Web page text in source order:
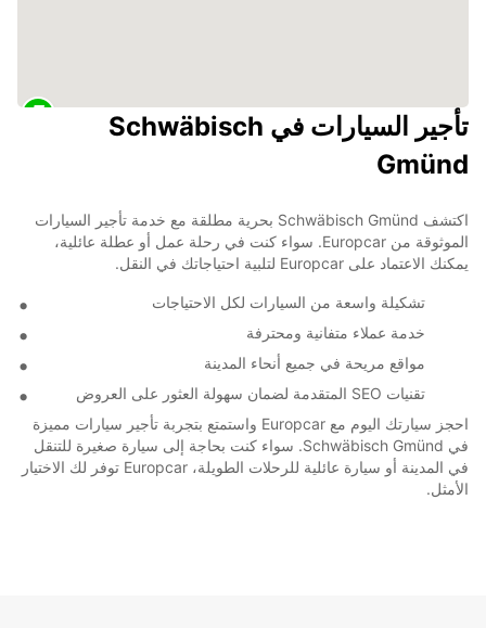
تأجير السيارات في Schwäbisch
Gmünd
اكتشف Schwäbisch Gmünd بحرية مطلقة مع خدمة تأجير السيارات
الموثوقة من Europcar. سواء كنت في رحلة عمل أو عطلة عائلية،
يمكنك الاعتماد على Europcar لتلبية احتياجاتك في النقل.
تشكيلة واسعة من السيارات لكل الاحتياجات
خدمة عملاء متفانية ومحترفة
مواقع مريحة في جميع أنحاء المدينة
تقنيات SEO المتقدمة لضمان سهولة العثور على العروض
احجز سيارتك اليوم مع Europcar واستمتع بتجربة تأجير سيارات مميزة
في Schwäbisch Gmünd. سواء كنت بحاجة إلى سيارة صغيرة للتنقل
في المدينة أو سيارة عائلية للرحلات الطويلة، Europcar توفر لك الاختيار
الأمثل.